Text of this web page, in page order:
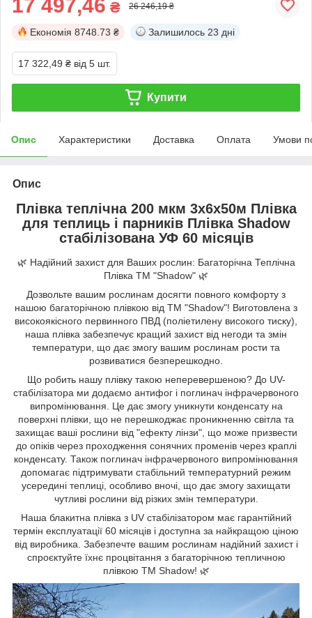
17 497,46 ₴ 26 246,19 ₴
Економія 8748.73 ₴ Залишилось 23 дні
17 322,49 ₴ від 5 шт.
Купити
Опис Характеристики Доставка Оплата Умови
Опис
Плівка теплічна 200 мкм 3х6х50м Плівка
для теплиць і парників Плівка Shadow
стабілізована УФ 60 місяців
🌿 Надійний захист для Ваших рослин: Багаторічна Теплічна
Плівка ТМ "Shadow" 🌿
Дозвольте вашим рослинам досягти повного комфорту з
нашою багаторічною плівкою від ТМ "Shadow"! Виготовлена з
високоякісного первинного ПВД (поліетилену високого тиску),
наша плівка забезпечує кращий захист від негоди та змін
температури, що дає змогу вашим рослинам рости та
розвиватися безперешкодно.
Що робить нашу плівку такою неперевершеною? До UV-
стабілізатора ми додаємо антифог і поглинач інфрачервоного
випромінювання. Це дає змогу уникнути конденсату на
поверхні плівки, що не перешкоджає проникненню світла та
захищає ваші рослини від "ефекту лінзи", що може призвести
до опіків через проходження сонячних променів через краплі
конденсату. Також поглинач інфрачервоного випромінювання
допомагає підтримувати стабільний температурний режим
усередині теплиці, особливо вночі, що дає змогу захищати
чутливі рослини від різких змін температури.
Наша блакитна плівка з UV стабілізатором має гарантійний
термін експлуатації 60 місяців і доступна за найкращою ціною
від виробника. Забезпечте вашим рослинам надійний захист і
спроєктуйте їхнє процвітання з багаторічною тепличною
плівкою ТМ Shadow! 🌿